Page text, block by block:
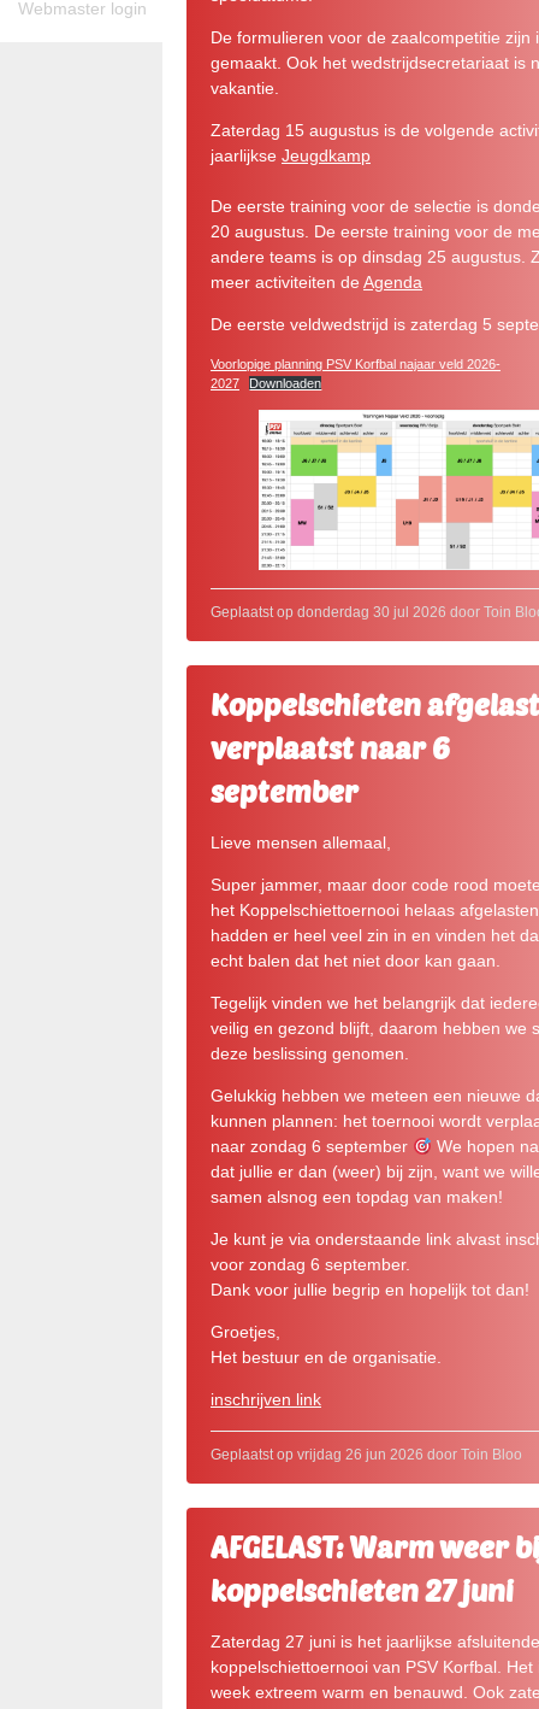
Webmaster login
De formulieren voor de zaalcompetitie zijn
gemaakt. Ook het wedstrijdsecretariaat is
vakantie.
Zaterdag 15 augustus is de volgende
jaarlijkse Jeugdkamp
De eerste training voor de selectie is
20 augustus. De eerste training voor de
andere teams is op dinsdag 25 augustus.
meer activiteiten de Agenda
De eerste veldwedstrijd is zaterdag 5
Voorlopige planning PSV Korfbal najaar veld 2026-
2027
Downloaden
Geplaatst op donderdag 30 jul 2026 door Toin
Koppelschieten
verplaatst naar 6
september
Lieve mensen allemaal,
Super jammer, maar door code rood
het Koppelschiettoernooi helaas
hadden er heel veel zin in en vinden het
echt balen dat het niet door kan gaan.
Tegelijk vinden we het belangrijk dat
veilig en gezond blijft, daarom hebben we
deze beslissing genomen.
Gelukkig hebben we meteen een nieuwe
kunnen plannen: het toernooi wordt
naar zondag 6 september
We hopen
dat jullie er dan (weer) bij zijn, want we
samen alsnog een topdag van maken!
Je kunt je via onderstaande link alvast
voor zondag 6 september.
Dank voor jullie begrip en hopelijk tot dan!
Groetjes,
Het bestuur en de organisatie.
inschrijven link
Geplaatst op vrijdag 26 jun 2026 door Toin Bloo
AFGELAST: Warm weer
koppelschieten 27 juni
Zaterdag 27 juni is het jaarlijkse afsluitende
koppelschiettoernooi van PSV Korfbal. Het
week extreem warm en benauwd. Ook